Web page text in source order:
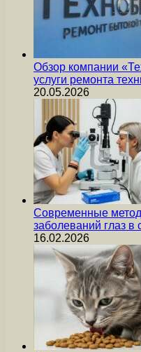
Обзор компании
услуги ремонта
20.05.2026
Современные
заболеваний глаз в
16.02.2026